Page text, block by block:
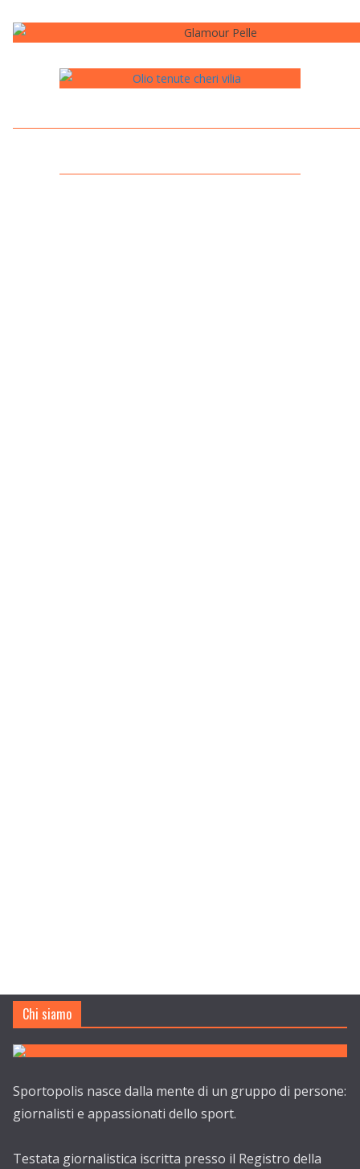
Chi siamo
Sportopolis nasce dalla mente di un gruppo di persone:
giornalisti e appassionati dello sport.
Testata giornalistica iscritta presso il Registro della